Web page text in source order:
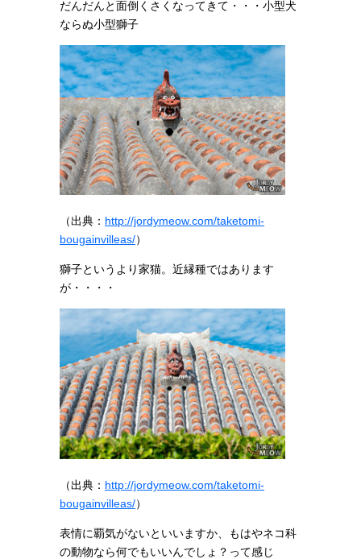
だんだんと面倒くさくなってきて・・・小型犬
ならぬ小型獅子
（出典： http://jordymeow.com/taketomi-
bougainvilleas/）
獅子というより家猫。近縁種ではあります
が・・・・
（出典： http://jordymeow.com/taketomi-
bougainvilleas/）
表情に覇気がないといいますか、もはやネコ科
の動物なら何でもいいんでしょ？って感じ